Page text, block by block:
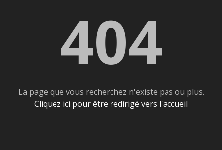
404
La page que vous recherchez n'existe pas ou plus.
Cliquez ici pour être redirigé vers l'accueil